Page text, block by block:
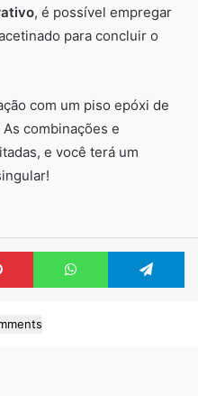
, é possível empregar
para concluir o
com um piso epóxi de
combinações e
e você terá um
Pinterest WhatsApp